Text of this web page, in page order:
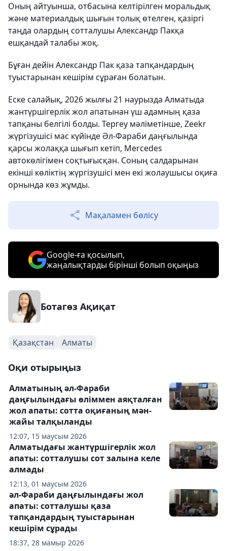
Оның айтуынша, отбасына келтірілген моральдық
және материалдық шығын толық өтелген, қазіргі
таңда олардың сотталушы Александр Пакқа
ешқандай талабы жоқ.
Бұған дейін Александр Пак қаза тапқандардың
туыстарынан кешірім сұраған болатын.
Еске салайық, 2026 жылғы 21 наурызда Алматыда
жантүршігерлік жол апатынан үш адамның қаза
тапқаны белгілі болды. Тергеу мәліметінше, Zeekr
жүргізушісі мас күйінде Әл-Фараби даңғылында
қарсы жолаққа шығып кетіп, Mercedes
автокөлігімен соқтығысқан. Соның салдарынан
екінші көліктің жүргізушісі мен екі жолаушысы оқиға
орнында көз жұмды.
Мақаламен бөлісу
Google-ға қосылып,
жаңалықтарды бірінші болып оқыңыз
Ботагөз Ақиқат
Қазақстан Алматы
Оқи отырыңыз
12:07, 15 маусым 2026
Алматының әл-Фараби
даңғылындағы өліммен аяқталған
жол апаты: сотта оқиғаның мән-
жайы талқыланды
12:13, 01 маусым 2026
Алматыдағы жантүршігерлік жол
апаты: сотталушы сот залына келе
алмады
18:37, 28 мамыр 2026
әл-Фараби даңғылындағы жол
апаты: сотталушы қаза
тапқандардың туыстарынан
кешірім сұрады